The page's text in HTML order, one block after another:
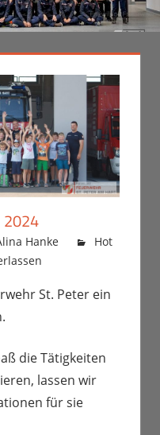
2024
Hanke
Hot
St. Peter ein
die Tätigkeiten
lassen wir
für sie